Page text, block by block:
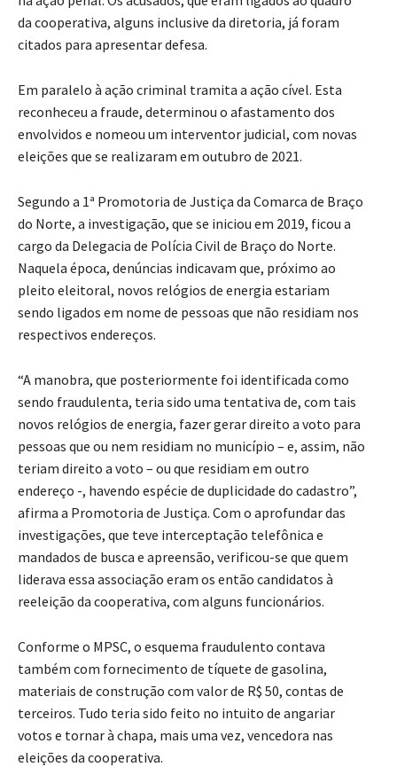
da cooperativa, alguns inclusive da diretoria, já foram
citados para apresentar defesa.
Em paralelo à ação criminal tramita a ação cível. Esta
reconheceu a fraude, determinou o afastamento dos
envolvidos e nomeou um interventor judicial, com novas
eleições que se realizaram em outubro de 2021.
Segundo a 1ª Promotoria de Justiça da Comarca de Braço
do Norte, a investigação, que se iniciou em 2019, ficou a
cargo da Delegacia de Polícia Civil de Braço do Norte.
Naquela época, denúncias indicavam que, próximo ao
pleito eleitoral, novos relógios de energia estariam
sendo ligados em nome de pessoas que não residiam nos
respectivos endereços.
“A manobra, que posteriormente foi identificada como
sendo fraudulenta, teria sido uma tentativa de, com tais
novos relógios de energia, fazer gerar direito a voto para
pessoas que ou nem residiam no município – e, assim, não
teriam direito a voto – ou que residiam em outro
endereço -, havendo espécie de duplicidade do cadastro”,
afirma a Promotoria de Justiça. Com o aprofundar das
investigações, que teve interceptação telefônica e
mandados de busca e apreensão, verificou-se que quem
liderava essa associação eram os então candidatos à
reeleição da cooperativa, com alguns funcionários.
Conforme o MPSC, o esquema fraudulento contava
também com fornecimento de tíquete de gasolina,
materiais de construção com valor de R$ 50, contas de
terceiros. Tudo teria sido feito no intuito de angariar
votos e tornar à chapa, mais uma vez, vencedora nas
eleições da cooperativa.